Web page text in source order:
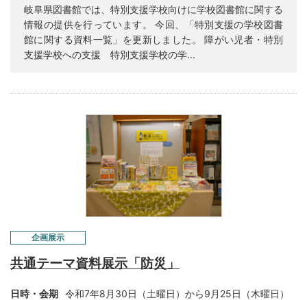
岐阜県図書館では、特別支援学校向けに学校図書館に関する
情報の提供を行っています。 今回、「特別支援の学校図書
館に関する資料一覧」を更新しました。 障がい児者・特別
支援学校への支援 特別支援学校の学...
企画展示
共通テーマ資料展示「防災」
日時・会期 令和7年8月30日（土曜日）から9月25日（木曜日）